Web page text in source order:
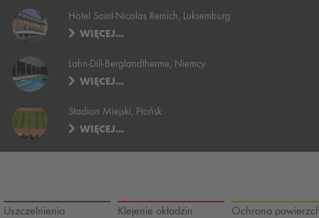
Hotel Saint-Nicolas Remich, Luksemburg
WIĘCEJ...
Lahn-Dill-Berglandtherme, Niemcy
WIĘCEJ...
Stadion Miejski, Płońsk
WIĘCEJ...
Uszczelnienia
Klejenie okładzin
Ochrona